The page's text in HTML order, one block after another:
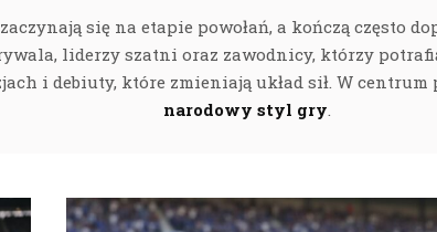
się na etapie powołań, a kończą
liderzy szatni oraz zawodnicy, którzy
i debiuty, które zmieniają układ sił. W centrum
narodowy styl gry.